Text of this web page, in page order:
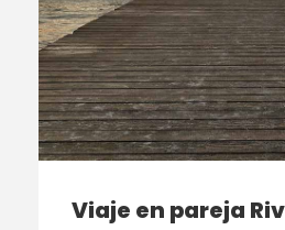
Viaje en pareja